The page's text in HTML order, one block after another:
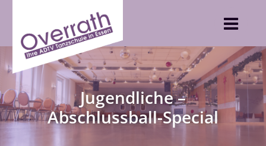
content
Jugendliche –
Abschlussball-Special